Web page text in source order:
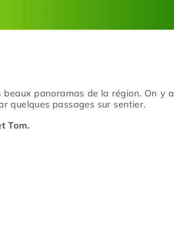
beaux panoramas de la région. On y
quelques passages sur sentier.
Tom.